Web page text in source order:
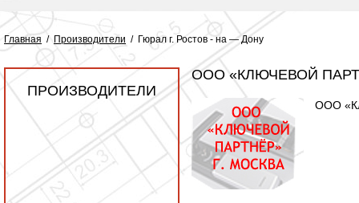
Главная / Производители / Гюрал г. Ростов - на — Дону
ПРОИЗВОДИТЕЛИ
ООО «КЛЮЧЕВОЙ
ООО